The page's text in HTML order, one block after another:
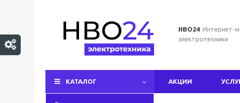
НВО24 Интернет-
электротехники
КАТАЛОГ АКЦИИ